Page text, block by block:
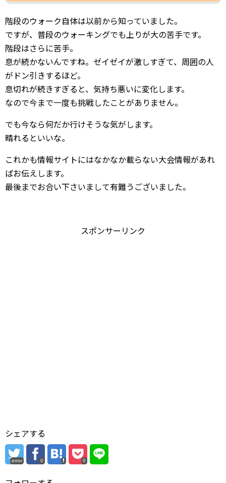
階段のウォーク自体は以前から知っていました。
ですが、普段のウォーキングでも上りが大の苦手です。
階段はさらに苦手。
息が続かないんですね。ゼイゼイが激しすぎて、周囲の人
がドン引きするほど。
息切れが続きすぎると、気持ち悪いに変化します。
なので今まで一度も挑戦したことがありません。
でも今なら何だか行けそうな気がします。
晴れるといいな。
これかも情報サイトにはなかなか載らない大会情報があれ
ばお伝えします。
最後までお合い下さいまして有難うございました。
スポンサーリンク
シェアする
error 0 0